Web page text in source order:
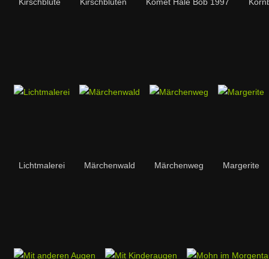
Lichtmalerei Märchenwald Märchenweg Margerite